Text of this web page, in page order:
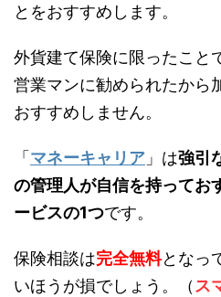
とをおすすめします。
外貨建て保険に限ったこと
営業マンに勧められたから
おすすめしません。
「マネーキャリア 」は強引
の管理人が自信を持ってお
ービスの1つです。
保険相談は完全無料となっ
いほうが損でしょう。（ ス